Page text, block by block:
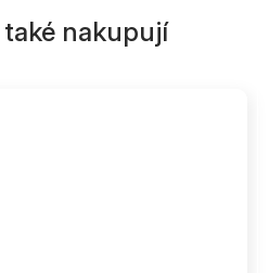
nakupují